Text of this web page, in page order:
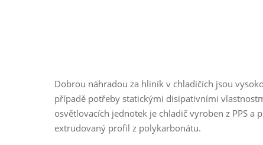
Dobrou náhradou za hliník v chladičích jsou
případě potřeby statickými disipativními
osvětlovacích jednotek je chladič vyroben z PPS a
extrudovaný profil z polykarbonátu.